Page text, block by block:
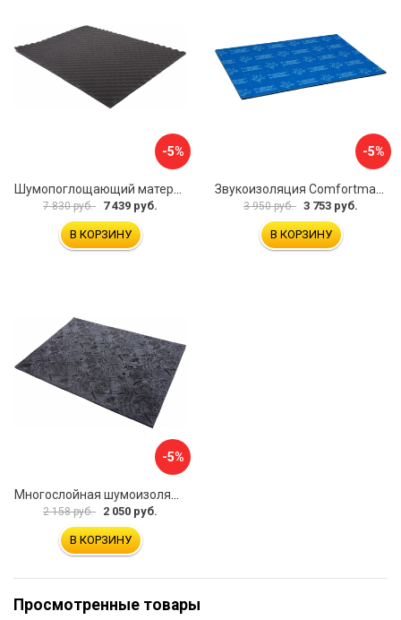
-5%
7 830 руб. 7 439 руб.
В КОРЗИНУ
-5%
3 950 руб. 3 753 руб.
В КОРЗИНУ
-5%
2 158 руб. 2 050 руб.
В КОРЗИНУ
Просмотренные товары